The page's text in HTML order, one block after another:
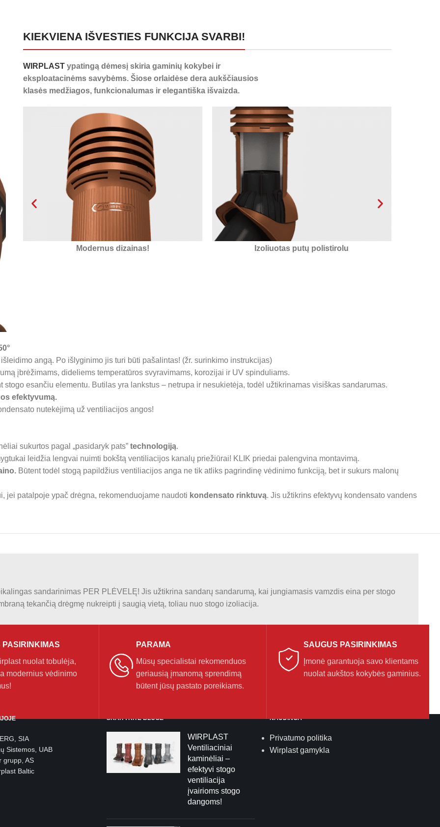
KIEKVIENA IŠVESTIES FUNKCIJA SVARBI!
WIRPLASTypatingą dėmesį skiria gaminių kokybei ir
eksploatacinėms savybėms. Šiose orlaidėse dera aukščiausios
klasės medžiagos, funkcionalumas ir elegantiška išvaizda.
Izoliuotas putų polistirolu
24 kondensato nuvedimo kanalai, užtikrinantys
angą. Po išlyginimo jis turi būti pašalintas! (žr. surinkimo instrukcijas)
įbrėžimams, dideliems temperatūros svyravimams, korozijai ir UV spinduliams.
esančiu elementu. Butilas yra lankstus – netrupa ir nesukietėja, todėl užtikrinamas visiškas sandarumas.
efektyvumą.
nutekėjimą už ventiliacijos angos!
sukurtos pagal „pasidaryk pats” technologiją.
leidžia lengvai nuimti bokštą ventiliacijos kanalų priežiūrai! KLIK priedai palengvina montavimą.
Būtent todėl stogą papildžius ventiliacijos anga ne tik atliks pagrindinę vėdinimo funkciją, bet ir sukurs malonų
jei patalpoje ypač drėgna, rekomenduojame naudoti kondensato rinktuvą. Jis užtikrins efektyvų kondensato vandens
sandarinimas PER PLĖVELĘ! Jis užtikrina sandarų sandarumą, kai jungiamasis vamzdis eina per stogo
tekančią drėgmę nukreipti į saugią vietą, toliau nuo stogo izoliacija.
PASIRINKIMAS
nuolat tobulėja,
modernius vėdinimo
PARAMA
Mūsų specialistai rekomenduos
geriausią įmanomą sprendimą
būtent jūsų pastato poreikiams.
SAUGUS PASIRINKIMAS
Įmonė garantuoja savo klientams
nuolat aukštos kokybės gaminius.
SIA
Sistemos, UAB
grupp, AS
Baltic
SKAITYKITE BLOGE
WIRPLAST
Ventiliaciniai
kaminėliai –
efektyvi stogo
ventiliacija
įvairioms stogo
dangoms!
NAUDINGA
Privatumo politika
Wirplast gamykla